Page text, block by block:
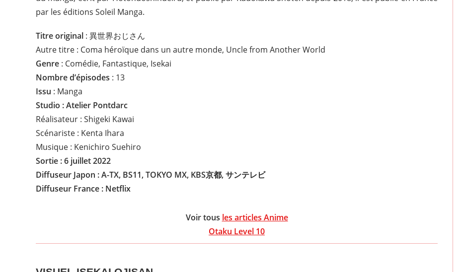
par les éditions Soleil Manga.
Titre original : 異世界おじさん
Autre titre : Coma héroïque dans un autre monde, Uncle from Another World
Genre : Comédie, Fantastique, Isekai
Nombre d’épisodes : 13
Issu : Manga
Studio : Atelier Pontdarc
Réalisateur : Shigeki Kawai
Scénariste : Kenta Ihara
Musique : Kenichiro Suehiro
Sortie : 6 juillet 2022
Diffuseur Japon : A-TX, BS11, TOKYO MX, KBS京都, サンテレビ
Diffuseur France : Netflix
Voir tous les articles Anime
Otaku Level 10